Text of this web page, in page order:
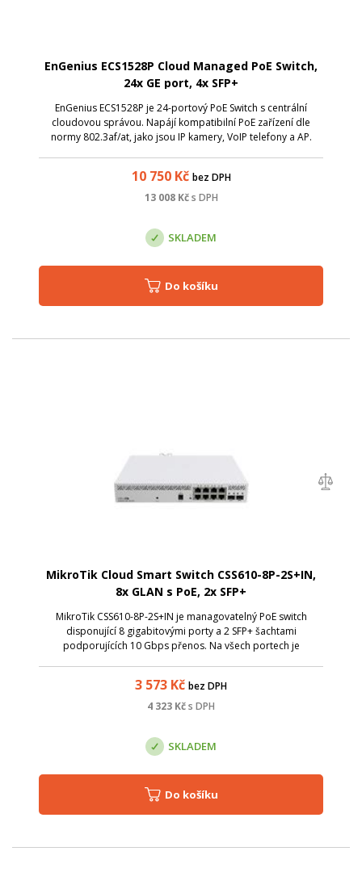
EnGenius ECS1528P Cloud Managed PoE Switch,
24x GE port, 4x SFP+
EnGenius ECS1528P je 24-portový PoE Switch s centrální
cloudovou správou. Napájí kompatibilní PoE zařízení dle
normy 802.3af/at, jako jsou IP kamery, VoIP telefony a AP.
10 750Kč bez DPH
13 008Kč s DPH
SKLADEM
Do košíku
MikroTik Cloud Smart Switch CSS610-8P-2S+IN,
8x GLAN s PoE, 2x SFP+
MikroTik CSS610-8P-2S+IN je managovatelný PoE switch
disponující 8 gigabitovými porty a 2 SFP+ šachtami
podporujících 10 Gbps přenos. Na všech portech je
3 573 Kč bez DPH
4 323 Kčs DPH
SKLADEM
Do košíku